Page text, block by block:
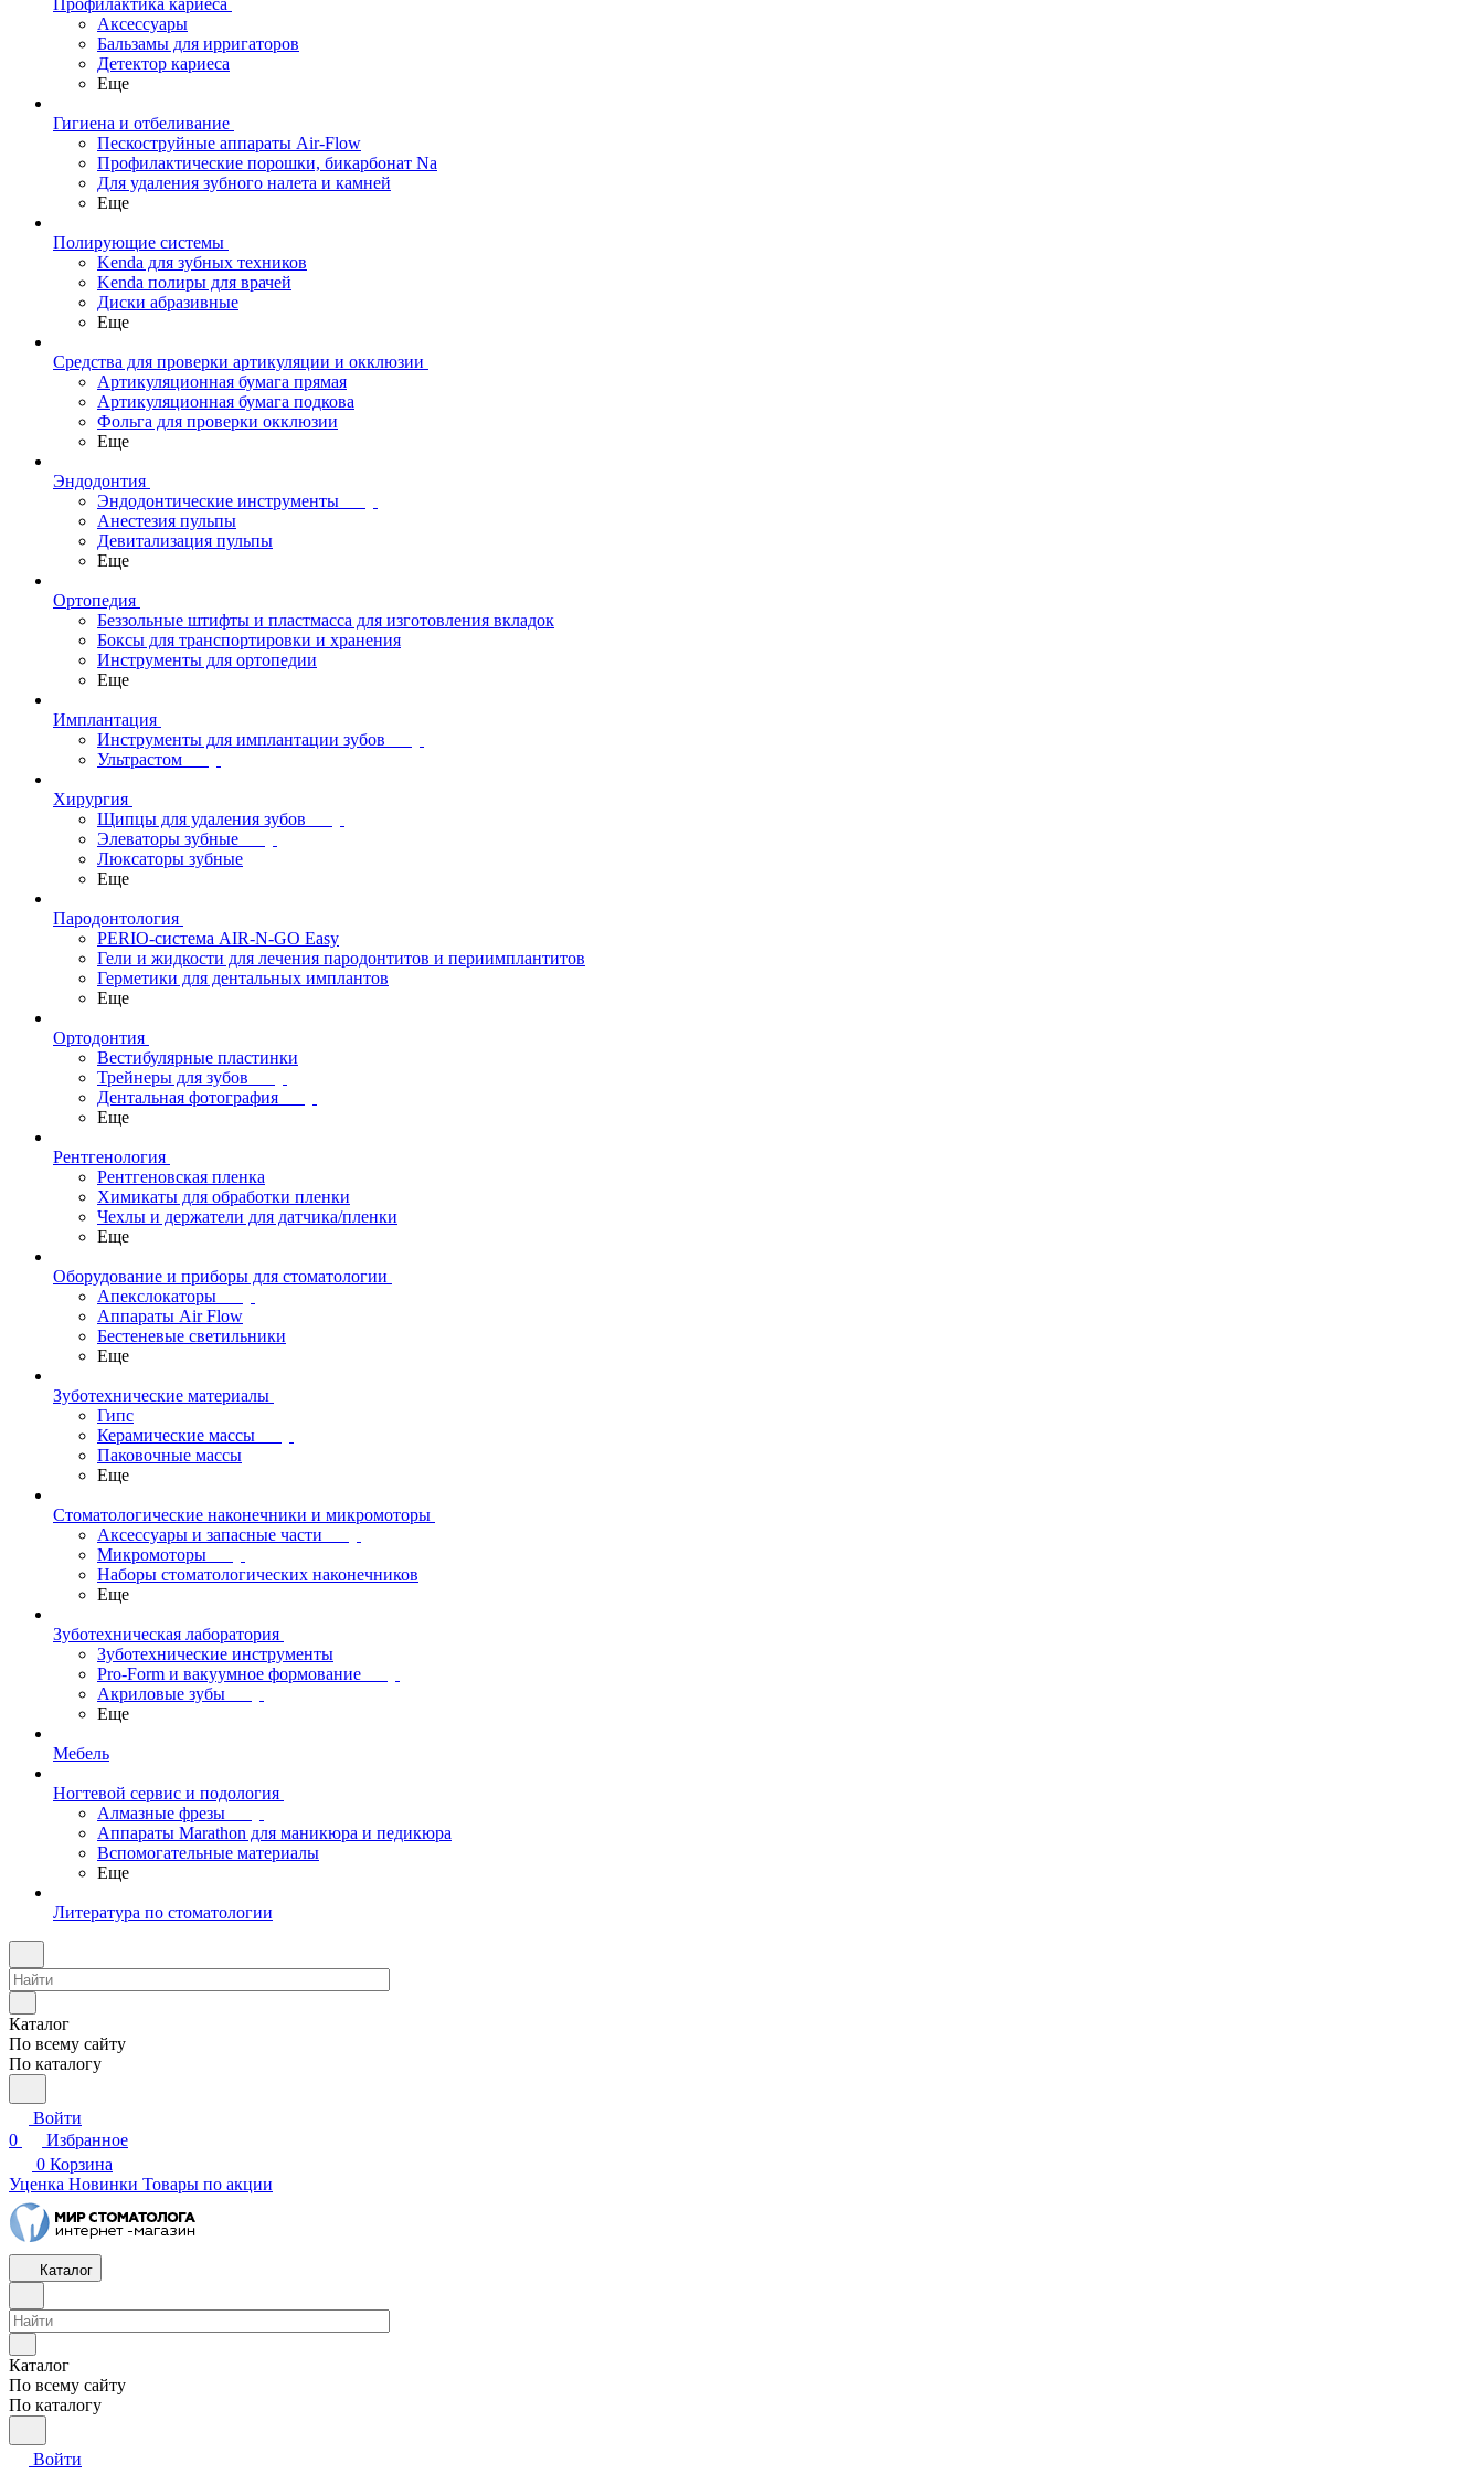
Профилактика кариеса
Аксессуары
Бальзамы для ирригаторов
Детектор кариеса
Еще
Гигиена и отбеливание
Пескоструйные аппараты Air-Flow
Профилактические порошки, бикарбонат Na
Для удаления зубного налета и камней
Еще
Полирующие системы
Kenda для зубных техников
Kenda полиры для врачей
Диски абразивные
Еще
Средства для проверки артикуляции и окклюзии
Артикуляционная бумага прямая
Артикуляционная бумага подкова
Фольга для проверки окклюзии
Еще
Эндодонтия
Эндодонтические инструменты
Анестезия пульпы
Девитализация пульпы
Еще
Ортопедия
Беззольные штифты и пластмасса для изготовления вкладок
Боксы для транспортировки и хранения
Инструменты для ортопедии
Еще
Имплантация
Инструменты для имплантации зубов
Ультрастом
Хирургия
Щипцы для удаления зубов
Элеваторы зубные
Люксаторы зубные
Еще
Пародонтология
PERIO-система AIR-N-GO Easy
Гели и жидкости для лечения пародонтитов и периимплантитов
Герметики для дентальных имплантов
Еще
Ортодонтия
Вестибулярные пластинки
Трейнеры для зубов
Дентальная фотография
Еще
Рентгенология
Рентгеновская пленка
Химикаты для обработки пленки
Чехлы и держатели для датчика/пленки
Еще
Оборудование и приборы для стоматологии
Апекслокаторы
Аппараты Air Flow
Бестеневые светильники
Еще
Зуботехнические материалы
Гипс
Керамические массы
Паковочные массы
Еще
Стоматологические наконечники и микромоторы
Аксессуары и запасные части
Микромоторы
Наборы стоматологических наконечников
Еще
Зуботехническая лаборатория
Зуботехнические инструменты
Pro-Form и вакуумное формование
Акриловые зубы
Еще
Мебель
Ногтевой сервис и подология
Алмазные фрезы
Аппараты Marathon для маникюра и педикюра
Вспомогательные материалы
Еще
Литература по стоматологии
Каталог
По всему сайту
По каталогу
Войти
0
Избранное
0 Корзина
Уценка Новинки Товары по акции
Каталог
Каталог
По всему сайту
По каталогу
Войти